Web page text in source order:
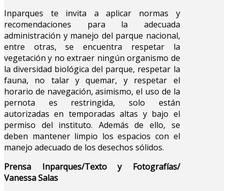
Inparques te invita a aplicar normas y
recomendaciones para la adecuada
administración y manejo del parque nacional,
entre otras, se encuentra respetar la
vegetación y no extraer ningún organismo de
la diversidad biológica del parque, respetar la
fauna, no talar y quemar, y respetar el
horario de navegación, asimismo, el uso de la
pernota es restringida, solo están
autorizadas en temporadas altas y bajo el
permiso del instituto. Además de ello, se
deben mantener limpio los espacios con el
manejo adecuado de los desechos sólidos.
Prensa Inparques/Texto y Fotografías/
Vanessa Salas